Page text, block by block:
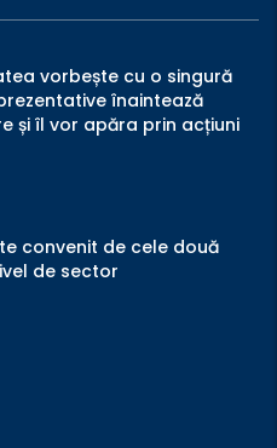
vorbește cu o singură
înaintează
și îl vor apăra prin acțiuni
convenit de cele două
de sector